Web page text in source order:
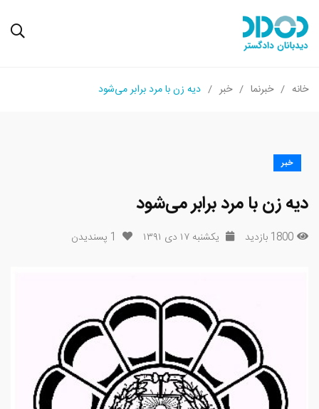
خانه خبرنما خبر دیه زن با مرد برابر می‌شود
خبر
دیه زن با مرد برابر می‌شود
1800 بازدید یکشنبه ۱۷ دی ۱۳۹۱ 1 پسندیدن